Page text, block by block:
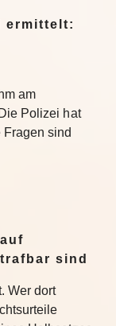
ermittelt:
am
Polizei hat
sind
sind
Wer dort